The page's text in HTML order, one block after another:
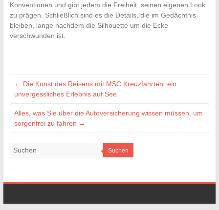
Konventionen und gibt jedem die Freiheit, seinen eigenen Look
zu prägen. Schließlich sind es die Details, die im Gedächtnis
bleiben, lange nachdem die Silhouette um die Ecke
verschwunden ist.
← Die Kunst des Reisens mit MSC Kreuzfahrten: ein
unvergessliches Erlebnis auf See
Alles, was Sie über die Autoversicherung wissen müssen, um
sorgenfrei zu fahren →
Suchen